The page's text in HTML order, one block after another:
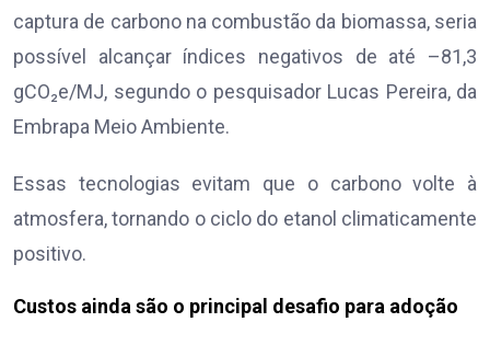
captura de carbono na combustão da biomassa, seria
possível alcançar índices negativos de até –81,3
gCO₂e/MJ, segundo o pesquisador Lucas Pereira, da
Embrapa Meio Ambiente.
Essas tecnologias evitam que o carbono volte à
atmosfera, tornando o ciclo do etanol climaticamente
positivo.
Custos ainda são o principal desafio para adoção